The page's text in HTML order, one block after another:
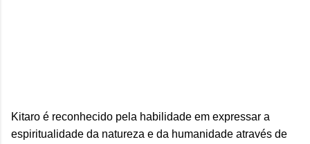
Kitaro é reconhecido pela habilidade em expressar a
espiritualidade da natureza e da humanidade através de